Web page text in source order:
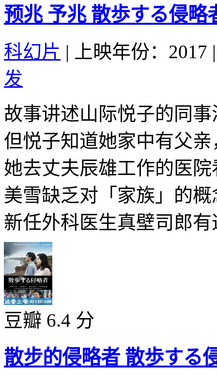
预兆 予兆 散歩する侵略
科幻片 | 上映年份：2017 |
发
故事讲述山际悦子的同
但悦子知道她家中有父
她去丈夫辰雄工作的医
美雪缺乏对「家族」的
新任外科医生真壁司郎
豆瓣 6.4 分
散步的侵略者 散歩する